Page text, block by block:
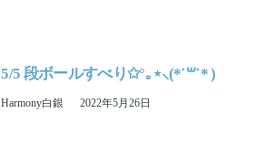
5/5 段ボールすべり✩°｡⋆⸜(*˙꒳˙* )
Harmony白銀 2022年5月26日